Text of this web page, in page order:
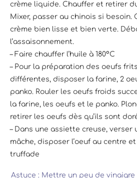
crème liquide. Chauffer et retirer
Mixer, passer au chinois si besoin.
crème bien lisse et bien verte.
l’assaisonnement.
– Faire chauffer l’huile à 180°C
– Pour la préparation des oeufs
différentes, disposer la farine, 2
panko. Rouler les oeufs froids
la farine, les oeufs et le panko.
retirer les oeufs dès qu’ils sont
– Dans une assiette creuse, verser
mâche, disposer l’oeuf au centre
truffade
Astuce : Mettre un peu de